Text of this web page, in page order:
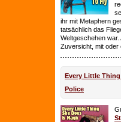
ihr mit Metaphern
tatsächlich das
Weltgeschehen
Zuversicht, mit oder
Every Little Thing
Police